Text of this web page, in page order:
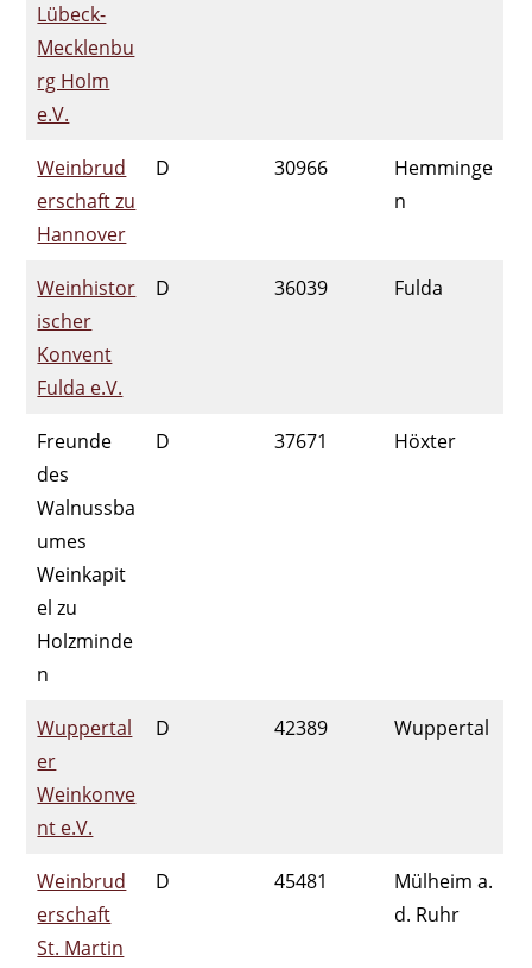
Lübeck-
Mecklenbu
rg Holm
e.V.
Weinbrud
erschaft zu
Hannover
D 30966
Hemminge
n
Weinhistor
ischer
Konvent
Fulda e.V.
D 36039 Fulda
Freunde
des
Walnussba
umes
Weinkapit
el zu
Holzminde
n
D 37671 Höxter
Wuppertal
er
Weinkonve
nt e.V.
D 42389 Wuppertal
Weinbrud
erschaft
St. Martin
D 45481
Mülheim a.
d. Ruhr